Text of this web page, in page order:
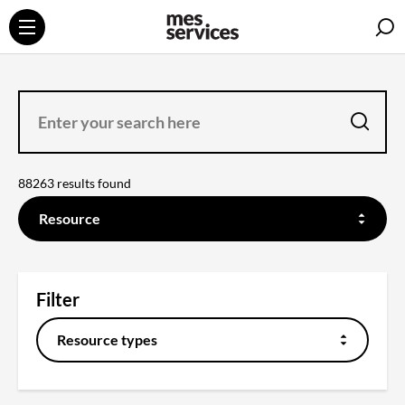
ENTER
SEARCH
HERE
88263 results found
FILTER
ON
THE
CONTENT
YOU
Resource
Filter
Resource types